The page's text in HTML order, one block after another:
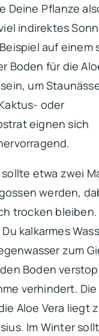
Deine Pflanze
indirektes
auf einem
Boden für die
um
oder
eignen sich
etwa zwei
werden,
trocken bleiben.
kalkarmes
zum
Boden
verhindert.
Aloe Vera liegt
Im Winter